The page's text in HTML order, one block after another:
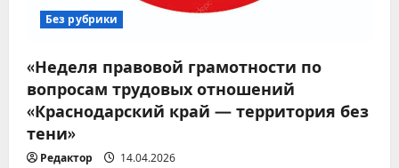
Без рубрики
«Неделя правовой грамотности по
вопросам трудовых отношений
«Краснодарский край — территория без
тени»
Редактор 14.04.2026